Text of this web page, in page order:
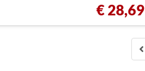
€ 28,69